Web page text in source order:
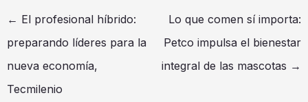
← El profesional híbrido:
preparando líderes para la
nueva economía,
Tecmilenio
Lo que comen sí importa:
Petco impulsa el bienestar
integral de las mascotas →